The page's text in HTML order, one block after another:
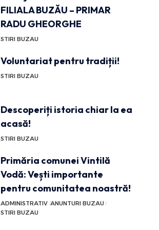
FILIALA BUZĂU – PRIMAR
RADU GHEORGHE
STIRI BUZAU
Voluntariat pentru tradiții!
STIRI BUZAU
Descoperiți istoria chiar la ea
acasă!
STIRI BUZAU
Primăria comunei Vintilă
Vodă: Vești importante
pentru comunitatea noastră!
ADMINISTRATIV ANUNTURI BUZAU
STIRI BUZAU